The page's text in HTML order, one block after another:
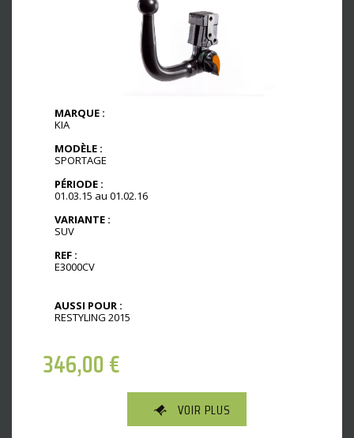
MARQUE :
KIA
MODÈLE :
SPORTAGE
PÉRIODE :
01.03.15 au 01.02.16
VARIANTE :
SUV
REF :
E3000CV
AUSSI POUR :
RESTYLING 2015
346,00€
VOIR PLUS